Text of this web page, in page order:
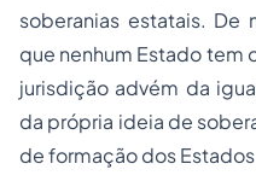
soberanias estatais.
que nenhum Estado tem
jurisdição advém da
da própria ideia de
de formação dos